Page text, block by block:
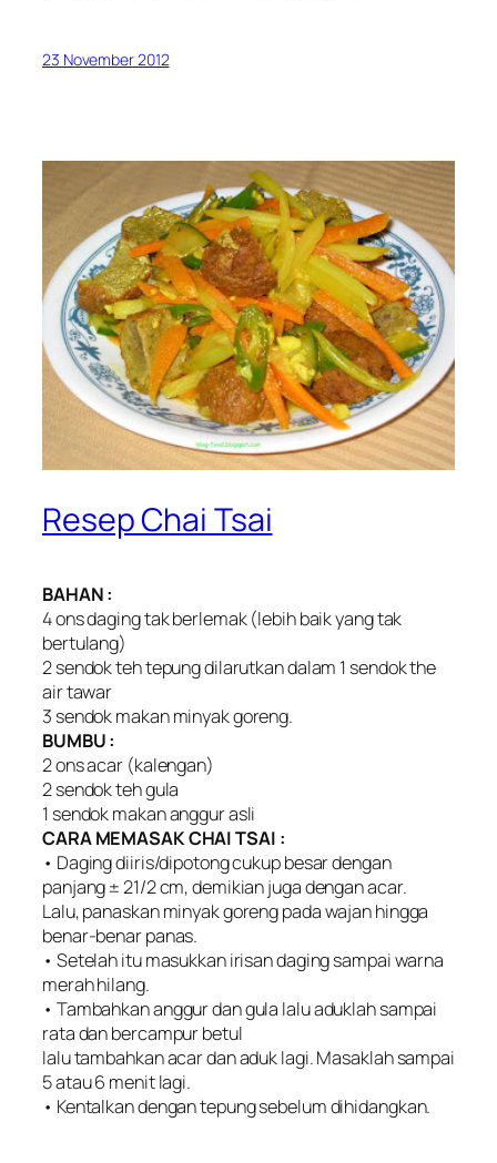
23 November 2012
Resep Chai Tsai
BAHAN :
4 ons daging tak berlemak (lebih baik yang tak
bertulang)
2 sendok teh tepung dilarutkan dalam 1 sendok the
air tawar
3 sendok makan minyak goreng.
BUMBU :
2 ons acar (kalengan)
2 sendok teh gula
1 sendok makan anggur asli
CARA MEMASAK CHAI TSAI :
• Daging diiris/dipotong cukup besar dengan
panjang ± 21/2 cm, demikian juga dengan acar.
Lalu, panaskan minyak goreng pada wajan hingga
benar-benar panas.
• Setelah itu masukkan irisan daging sampai warna
merah hilang.
• Tambahkan anggur dan gula lalu aduklah sampai
rata dan bercampur betul
lalu tambahkan acar dan aduk lagi. Masaklah sampai
5 atau 6 menit lagi.
• Kentalkan dengan tepung sebelum dihidangkan.